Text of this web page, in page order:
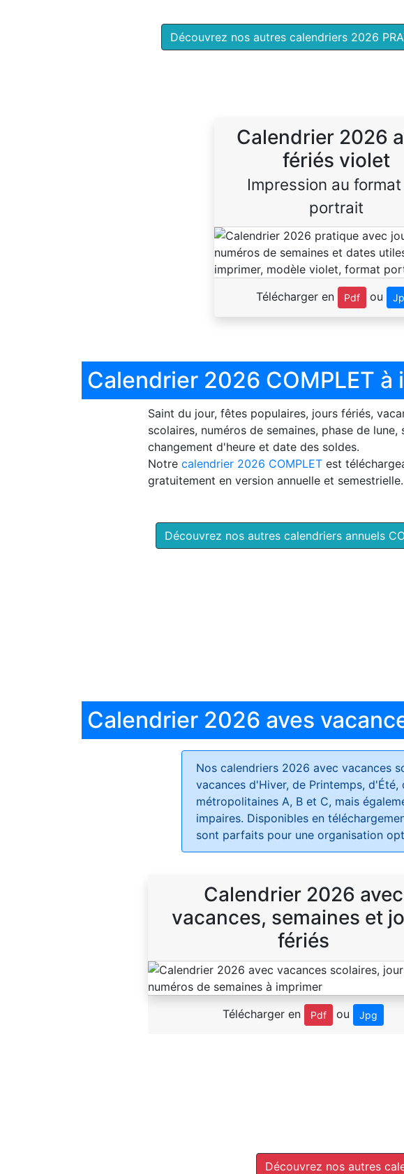
Découvrez nos autres calendriers 2026
Calendrier 2026
fériés violet
Impression au
portrait
Télécharger en Pdf ou
Calendrier 2026 COMPLET
Saint du jour, fêtes populaires, jours fériés,
scolaires, numéros de semaines, phase de lune,
changement d'heure et date des soldes.
Notre calendrier 2026 COMPLET est
gratuitement en version annuelle et semestrielle.
Découvrez nos autres calendriers annuels
Calendrier 2026 aves
Nos calendriers 2026 avec vacances
vacances d'Hiver, de Printemps,
métropolitaines A, B et C, mais
impaires. Disponibles en
sont parfaits pour une organisation
Calendrier 2026 avec
vacances, semaines et
fériés
Télécharger en Pdf ou Jpg
Découvrez nos autres